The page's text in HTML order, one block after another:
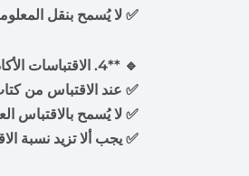
✅ لا يُسمح بنقل
🔹 **4. الاقتباسات الأكاديمية والتوثيق**
✅ عند الاقتباس من
✅ لا يُسمح بالاقتباس
✅ يجب ألا تزيد نسبة الاقتباس عن **20% من المقال**، ويُفضَّل إعادة